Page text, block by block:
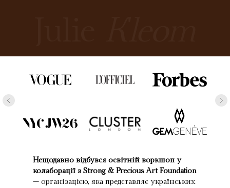
Нещодавно відбувся освітній воркшоп у
колаборації з Strong & Precious Art Foundation
— організацією, яка представляє українських